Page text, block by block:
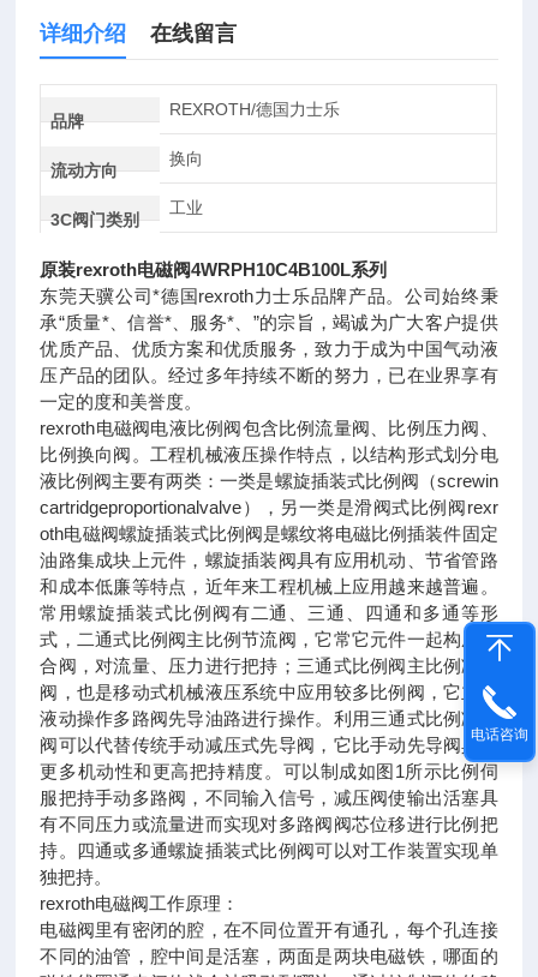
详细介绍 在线留言
品牌
REXROTH/德国力士乐
流动方向
换向
3C阀门类别
工业
原装rexroth电磁阀4WRPH10C4B100L系列
东莞天骥公司*德国rexroth力士乐品牌产品。公司始终秉
承“质量*、信誉*、服务*、”的宗旨，竭诚为广大客户提供
优质产品、优质方案和优质服务，致力于成为中国气动液
压产品的团队。经过多年持续不断的努力，已在业界享有
一定的度和美誉度。
rexroth电磁阀电液比例阀包含比例流量阀、比例压力阀、
比例换向阀。工程机械液压操作特点，以结构形式划分电
液比例阀主要有两类：一类是螺旋插装式比例阀（screwin
cartridgeproportionalvalve），另一类是滑阀式比例阀rexr
oth电磁阀螺旋插装式比例阀是螺纹将电磁比例插装件固定
油路集成块上元件，螺旋插装阀具有应用机动、节省管路
和成本低廉等特点，近年来工程机械上应用越来越普遍。
常用螺旋插装式比例阀有二通、三通、四通和多通等形
式，二通式比例阀主比例节流阀，它常它元件一起构成复
合阀，对流量、压力进行把持；三通式比例阀主比例减压
阀，也是移动式机械液压系统中应用较多比例阀，它主对
液动操作多路阀先导油路进行操作。利用三通式比例减压
阀可以代替传统手动减压式先导阀，它比手动先导阀具有
更多机动性和更高把持精度。可以制成如图1所示比例伺
服把持手动多路阀，不同输入信号，减压阀使输出活塞具
有不同压力或流量进而实现对多路阀阀芯位移进行比例把
持。四通或多通螺旋插装式比例阀可以对工作装置实现单
独把持。
rexroth电磁阀工作原理：
电磁阀里有密闭的腔，在不同位置开有通孔，每个孔连接
不同的油管，腔中间是活塞，两面是两块电磁铁，哪面的
电话咨询